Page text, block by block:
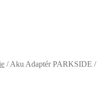
/Aku Adaptér PARKSIDE /